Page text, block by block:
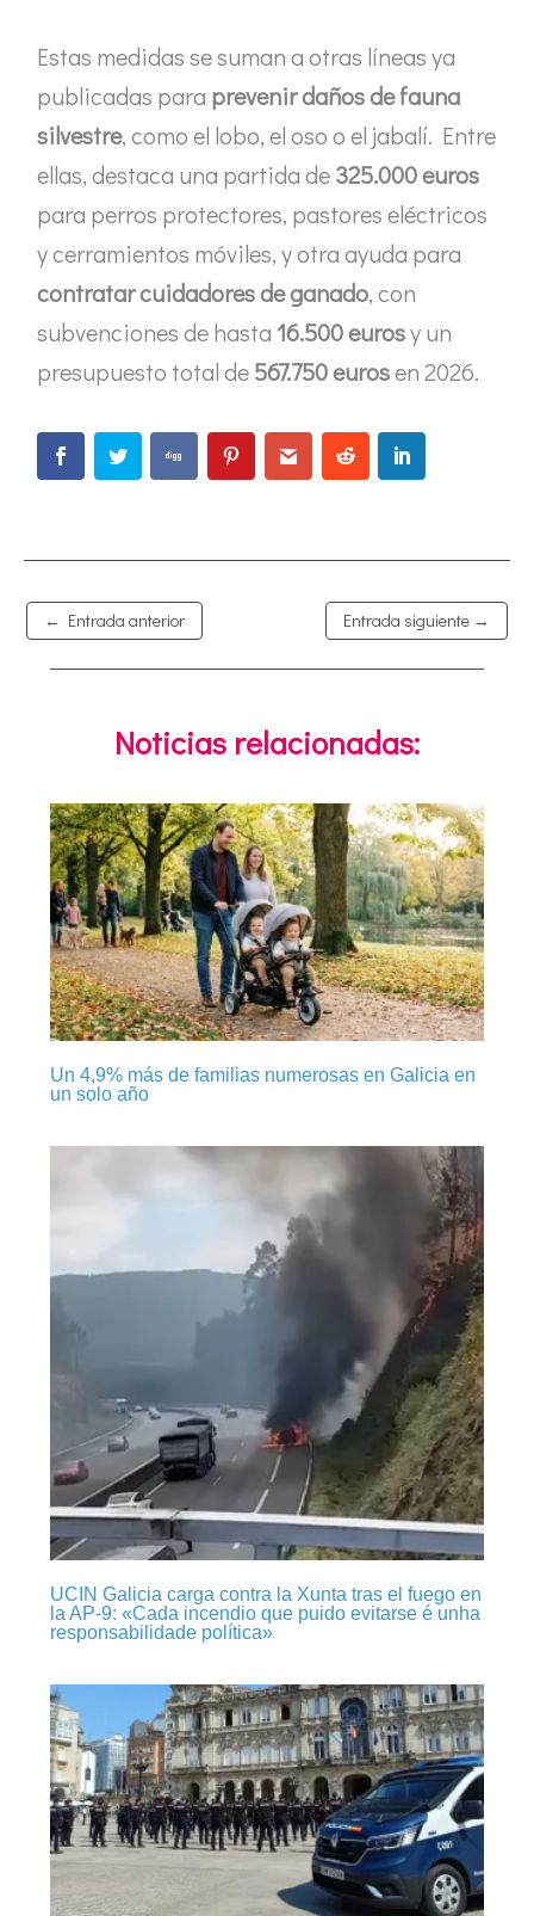
Estas medidas se suman a otras líneas ya
publicadas para prevenir daños de fauna
silvestre, como el lobo, el oso o el jabalí. Entre
ellas, destaca una partida de325.000 euros
para perros protectores, pastores eléctricos
y cerramientos móviles, y otra ayuda para
contratar cuidadores de ganado, con
subvenciones de hasta16.500 eurosy un
presupuesto total de567.750 eurosen 2026.
← Entrada anterior Entrada siguiente →
Noticias relacionadas:
Un 4,9% más de familias numerosas en Galicia en
un solo año
UCIN Galicia carga contra la Xunta tras el fuego en
la AP-9: «Cada incendio que puido evitarse é unha
responsabilidade política»